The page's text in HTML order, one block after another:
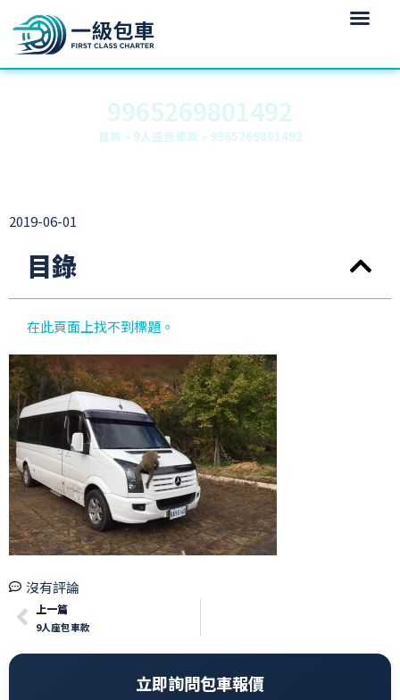
9965269801492
首頁 » 9人座包車款 » 9965269801492
2019-06-01
目錄
在此頁面上找不到標題。
沒有評論
上一篇
9人座包車款
立即詢問包車報價